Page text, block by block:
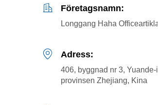
Företagsnamn:
Longgang Haha
Adress:
406, byggnad nr 3,
provinsen Zhejiang, Kina